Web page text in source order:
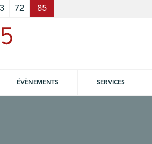
72 85
ÉVÈNEMENTS SERVICES